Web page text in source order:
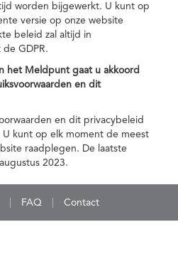
worden bijgewerkt. U kunt op
versie op onze website
beleid zal altijd in
GDPR.
het Meldpunt gaat u akkoord
en dit
en dit privacybeleid
kunt op elk moment de meest
raadplegen. De laatste
2023.
FAQ Contact